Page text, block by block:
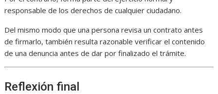
responsable de los derechos de cualquier ciudadano.
Del mismo modo que una persona revisa un contrato antes
de firmarlo, también resulta razonable verificar el contenido
de una denuncia antes de dar por finalizado el trámite.
Reflexión final